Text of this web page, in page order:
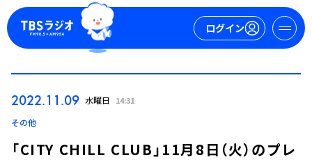
ログイン
2022.11.09 水曜日 14:31
その他
「CITY CHILL CLUB」11月8日（火）のプレ